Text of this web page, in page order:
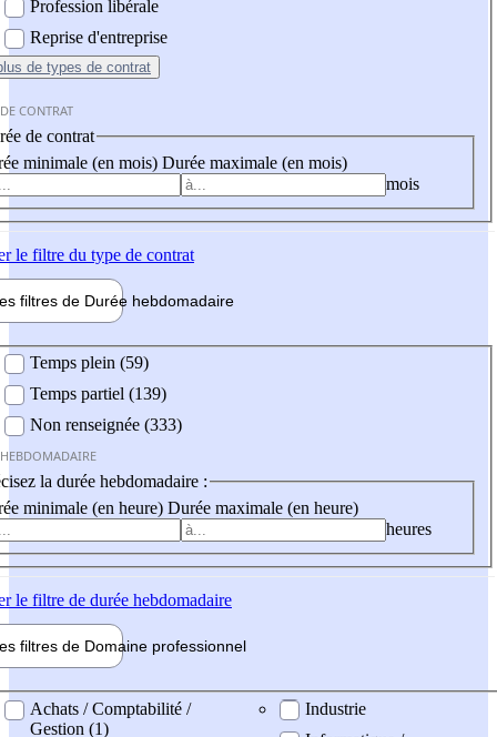
Profession libérale
Reprise d'entreprise
de types de contrat
CONTRAT
de contrat
minimale (en mois) Durée maximale (en mois)
mois
le filtre du type de contrat
filtres de Durée hebdomadaire
Temps plein (59)
Temps partiel (139)
Non renseignée (333)
la durée hebdomadaire :
minimale (en heure) Durée maximale (en heure)
heures
le filtre de durée hebdomadaire
filtres de Domaine professionnel
professionel
Achats / Comptabilité /
Gestion (1)
Industrie